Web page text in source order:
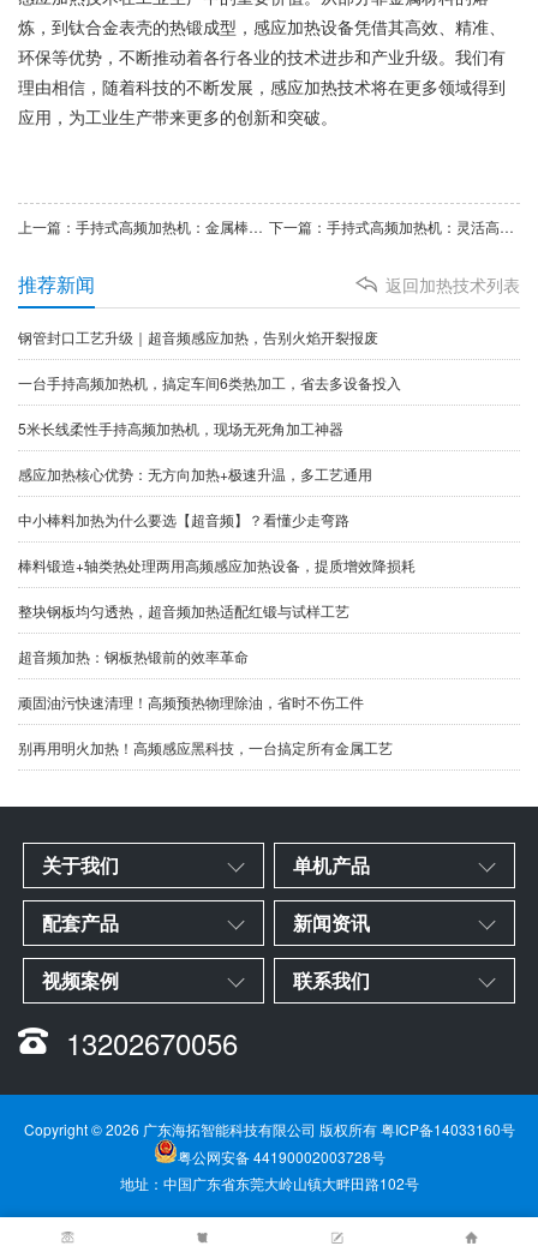
炼，到钛合金表壳的热锻成型，感应加热设备凭借其高效、精准、
环保等优势，不断推动着各行各业的技术进步和产业升级。我们有
理由相信，随着科技的不断发展，感应加热技术将在更多领域得到
应用，为工业生产带来更多的创新和突破。
上一篇：手持式高频加热机：金属棒料加热的高效利器 下一篇：手持式高频加热机：灵活高效的金属加工解决方案
返回加热技术列表
推荐新闻
钢管封口工艺升级｜超音频感应加热，告别火焰开裂报废
一台手持高频加热机，搞定车间6类热加工，省去多设备投入
5米长线柔性手持高频加热机，现场无死角加工神器
​感应加热核心优势：无方向加热+极速升温，多工艺通用
中小棒料加热为什么要选【超音频】？看懂少走弯路
棒料锻造+轴类热处理两用高频感应加热设备，提质增效降损耗
整块钢板均匀透热，超音频加热适配红锻与试样工艺
​超音频加热：钢板热锻前的效率革命
顽固油污快速清理！高频预热物理除油，省时不伤工件
别再用明火加热！高频感应黑科技，一台搞定所有金属工艺
关于我们 单机产品
配套产品 新闻资讯
视频案例 联系我们
13202670056
Copyright © 2026 广东海拓智能科技有限公司 版权所有粤ICP备14033160号
粤公网安备 44190002003728号
地址：中国广东省东莞大岭山镇大畔田路102号